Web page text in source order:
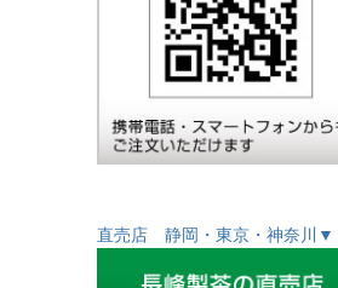
直売店 静岡・東京・神奈川▼